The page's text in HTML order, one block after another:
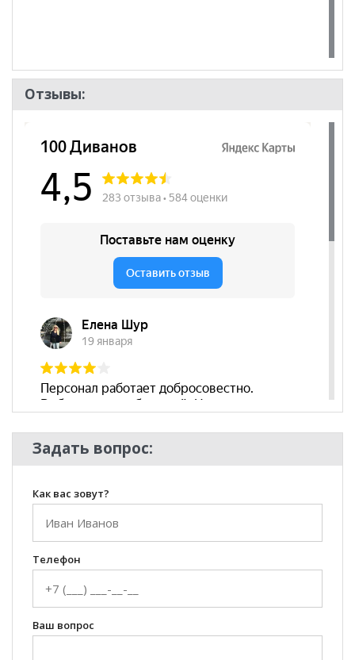
Отзывы:
Задать вопрос:
Как вас зовут?
Телефон
Ваш вопрос